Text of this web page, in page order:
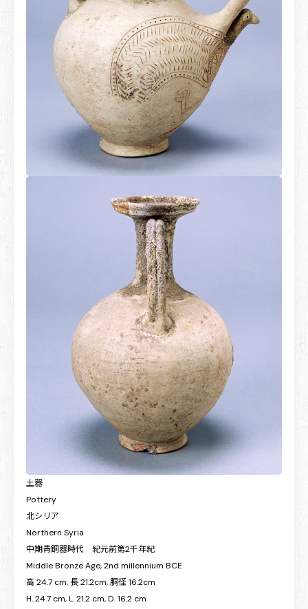
土器
Pottery
北シリア
Northern Syria
中期青銅器時代 紀元前第2千年紀
Middle Bronze Age, 2nd millennium BCE
高 24.7 cm, 長 21.2cm, 胴径 16.2cm
H. 24.7 cm, L. 21.2 cm, D. 16.2 cm